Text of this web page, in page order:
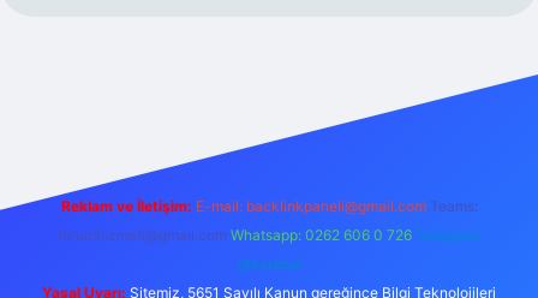
Reklam ve İletişim: E-mail: backlinkpaneli@gmail.com Teams:
forumhizmeti@gmail.com Whatsapp: 0262 606 0 726 Telegram:
@karabul
Yasal Uyarı: Sitemiz, 5651 Sayılı Kanun gereğince Bilgi Teknolojileri